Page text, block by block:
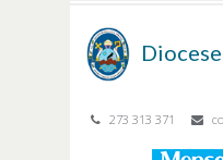
Diocese
273 313 371